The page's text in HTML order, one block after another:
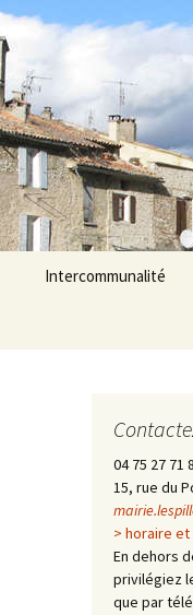
Intercommunalité
04 75 27 71
15, rue du
> horaire
En dehors
privilégiez
que par